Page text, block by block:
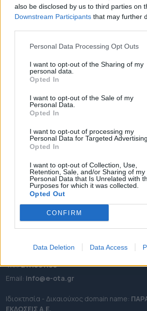
also be disclosed by us to third parties on
Downstream Participants that may further
Personal Data Processing Opt Outs
I want to opt-out of the Sharing of my
personal data.
Opted In
I want to opt-out of the Sale of my
Personal Data.
Opted In
I want to opt-out of processing my
Personal Data for Targeted Advertising.
Opted In
I want to opt-out of Collection, Use,
Retention, Sale, and/or Sharing of my
Personal Data that Is Unrelated with
Purposes for which it was collected.
Opted Out
CONFIRM
Data Deletion Data Access
ΡΟΗ ΕΙΔΗΣΕΩΝ
ΕΠΙΚΑΙΡΟΤΗΤΑ
ΠΕΡΙΦΕΡΕΙΕΣ
ΣΥΝΕΝΤΕΥΞΕΙΣ
ΑΠΟΨΕΙΣ
ΠΡΟΣΛΗΨΕΙΣ
e-ota.gr | Ταυτότητα
Λεωφόρος Ανδρέα
Καλλιθέα Αττικής
Τηλ:2111091100
Εmail: info@e-ota.gr
Ιδιοκτησία - Δικαιούχος domain name:
ΕΚΔΟΣΕΙΣ A.E.